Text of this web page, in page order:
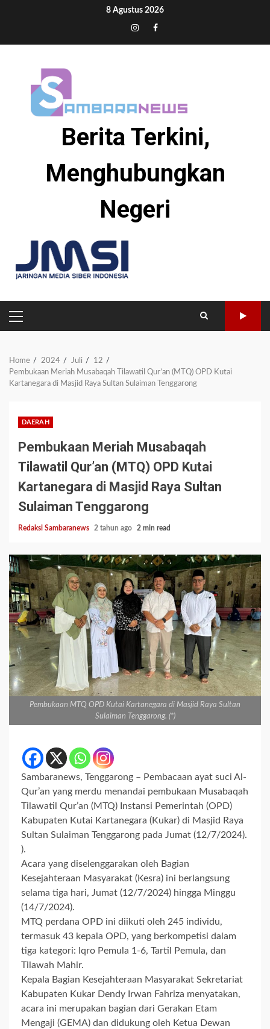
8 Agustus 2026
Tiktok
InstagramFacebook
Berita Terkini,
Menghubungkan
Negeri
PRIMARY
MENU
Home 2024 Juli
12
Pembukaan Meriah Musabaqah Tilawatil Qur’an (MTQ) OPD Kutai
Kartanegara di Masjid Raya Sultan Sulaiman Tenggarong
DAERAH
Pembukaan Meriah Musabaqah
Tilawatil Qur’an (MTQ) OPD Kutai
Kartanegara di Masjid Raya Sultan
Sulaiman Tenggarong
Redaksi Sambaranews 2 tahun ago 2 min read
Pembukaan MTQ OPD Kutai Kartanegara di Masjid Raya Sultan
Sulaiman Tenggarong. (*)
Sambaranews, Tenggarong – Pembacaan ayat suci Al-
Qur’an yang merdu menandai pembukaan Musabaqah
Tilawatil Qur’an (MTQ) Instansi Pemerintah (OPD)
Kabupaten Kutai Kartanegara (Kukar) di Masjid Raya
Sultan Sulaiman Tenggarong pada Jumat (12/7/2024).
).
Acara yang diselenggarakan oleh Bagian
Kesejahteraan Masyarakat (Kesra) ini berlangsung
selama tiga hari, Jumat (12/7/2024) hingga Minggu
(14/7/2024).
MTQ perdana OPD ini diikuti oleh 245 individu,
termasuk 43 kepala OPD, yang berkompetisi dalam
tiga kategori: Iqro Pemula 1-6, Tartil Pemula, dan
Tilawah Mahir.
Kepala Bagian Kesejahteraan Masyarakat Sekretariat
Kabupaten Kukar Dendy Irwan Fahriza menyatakan,
acara ini merupakan bagian dari Gerakan Etam
Mengaji (GEMA) dan didukung oleh Ketua Dewan